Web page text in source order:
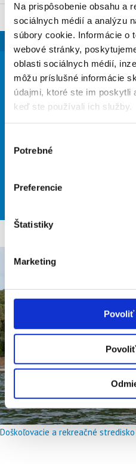
Na prispôsobenie obsahu a
sociálnych médií a analýzu
súbory cookie. Informácie o
webové stránky,
oblasti sociálnych médií,
môžu príslušné informácie
údajmi, ktoré ste im poskytli
keď ste používali ich služby.
súhlasu
Potrebné
Stav:
Preferencie
Stav:
Štatistiky
Stav:
Marketing
Stav:
Povoliť
takmer
59%
30°
Doškoľovacie a rekreačné stredisko